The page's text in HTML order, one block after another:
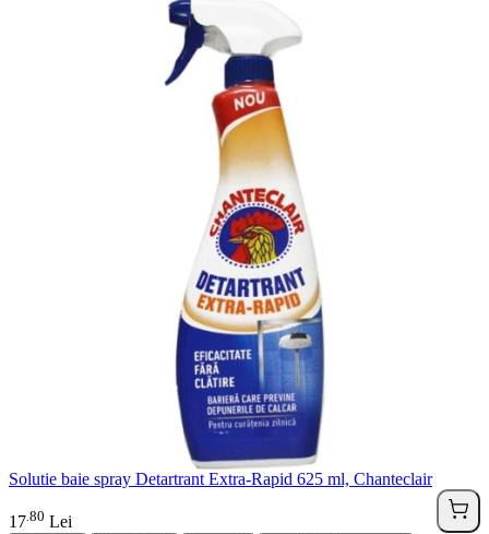
Solutie baie spray Detartrant Extra-Rapid 625 ml, Chanteclair
17 80 Lei